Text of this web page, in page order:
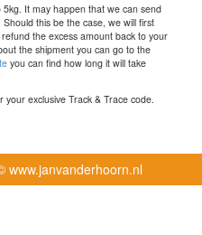
It may happen that we can send
this be the case, we will first
the excess amount back to your
the shipment you can go to the
you can find how long it will take
exclusive Track & Trace code.
www.janvanderhoorn.nl